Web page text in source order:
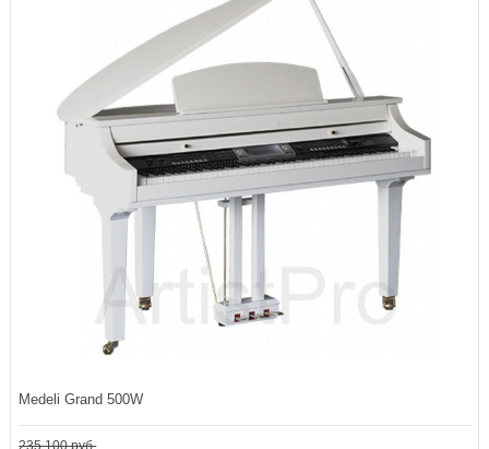
Medeli Grand 500W
235 100 руб.